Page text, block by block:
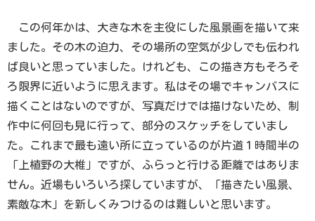
この何年かは、大きな木を主役にした風景画を描いて来
ました。その木の迫力、その場所の空気が少しでも伝われ
ば良いと思っていました。けれども、この描き方もそろそ
ろ限界に近いように思えます。私はその場でキャンバスに
描くことはないのですが、写真だけでは描けないため、制
作中に何回も見に行って、部分のスケッチをしていまし
た。これまで最も遠い所に立っているのが片道１時間半の
「上植野の大椎」ですが、ふらっと行ける距離ではありま
せん。近場もいろいろ探していますが、「描きたい風景、
素敵な木」を新しくみつけるのは難しいと思います。